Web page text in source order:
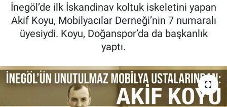
İnegöl’de ilk İskandinav koltuk iskeletini yapan
Akif Koyu, Mobilyacılar Derneği’nin 7 numaralı
üyesiydi. Koyu, Doğanspor’da da başkanlık
yaptı.
İnanç
Kadın & Aile
Sağlık